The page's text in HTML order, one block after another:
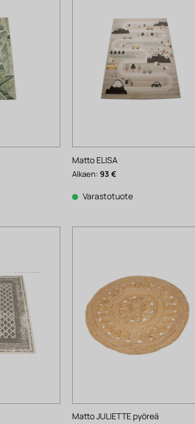
Matto ELISA
Alkaen: 93 €
Varastotuote
Matto JULIETTE pyöreä